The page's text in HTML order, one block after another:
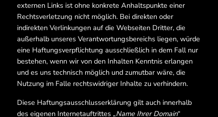
externen Links ist ohne konkrete Anhaltspunkte einer
Rechtsverletzung nicht möglich. Bei direkten oder
indirekten Verlinkungen auf die Webseiten Dritter, die
außerhalb unseres Verantwortungsbereichs liegen, würde
eine Haftungsverpflichtung ausschließlich in dem Fall nur
bestehen, wenn wir von den Inhalten Kenntnis erlangen
und es uns technisch möglich und zumutbar wäre, die
Nutzung im Falle rechtswidriger Inhalte zu verhindern.
Diese Haftungsausschlusserklärung gilt auch innerhalb
des eigenen Internetauftrittes „Name Ihrer Domain“